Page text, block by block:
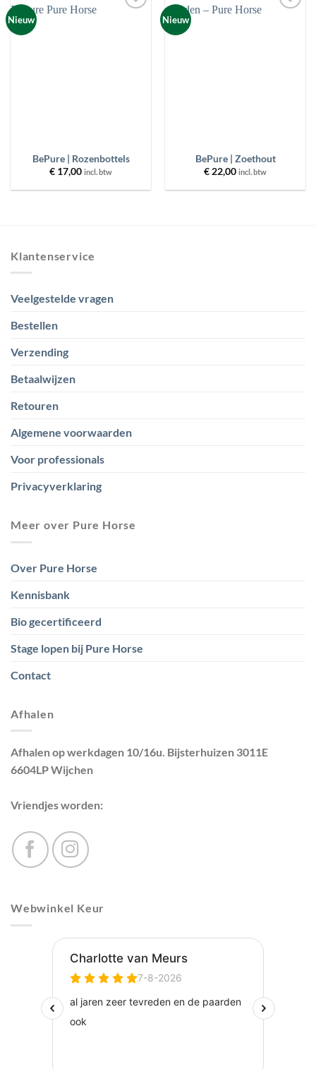
Nieuw
BePure | Rozenbottels
€ 17,00 incl. btw
Nieuw
BePure | Zoethout
€ 22,00 incl. btw
Klantenservice
Veelgestelde vragen
Bestellen
Verzending
Betaalwijzen
Retouren
Algemene voorwaarden
Voor professionals
Privacyverklaring
Meer over Pure Horse
Over Pure Horse
Kennisbank
Bio gecertificeerd
Stage lopen bij Pure Horse
Contact
Afhalen
Afhalen op werkdagen 10/16u. Bijsterhuizen 3011E
6604LP Wijchen
Vriendjes worden:
Webwinkel Keur